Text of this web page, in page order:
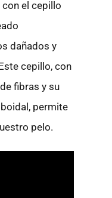
el cepillo
dañados y
cepillo, con
fibras y su
permite
pelo.